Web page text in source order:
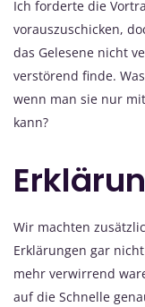
Ich forderte die
vorauszuschicken,
das Gelesene nicht
verstörend finde.
wenn man sie nur
kann?
Wir machten
Erklärungen gar
mehr verwirrend
auf die Schnelle